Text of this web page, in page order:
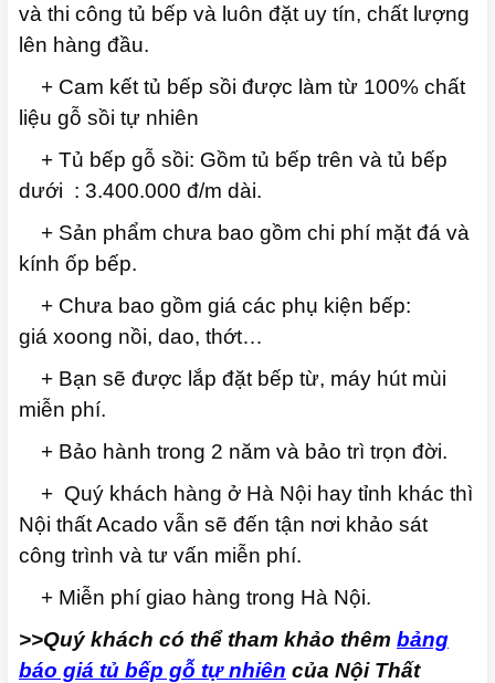
và thi công tủ bếp và luôn đặt uy tín, chất lượng
lên hàng đầu.
+ Cam kết tủ bếp sồi được làm từ 100% chất
liệu gỗ sồi tự nhiên
+ Tủ bếp gỗ sồi: Gồm tủ bếp trên và tủ bếp
dưới : 3.400.000 đ/m dài.
+ Sản phẩm chưa bao gồm chi phí mặt đá và
kính ốp bếp.
+ Chưa bao gồm giá các phụ kiện bếp:
giá xoong nồi, dao, thớt…
+ Bạn sẽ được lắp đặt bếp từ, máy hút mùi
miễn phí.
+ Bảo hành trong 2 năm và bảo trì trọn đời.
+ Quý khách hàng ở Hà Nội hay tỉnh khác thì
Nội thất Acado vẫn sẽ đến tận nơi khảo sát
công trình và tư vấn miễn phí.
+ Miễn phí giao hàng trong Hà Nội.
>>Quý khách có thể tham khảo thêm bảng
báo giá tủ bếp gỗ tự nhiên của Nội Thất